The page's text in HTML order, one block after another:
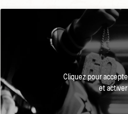
Cliquez pour
et